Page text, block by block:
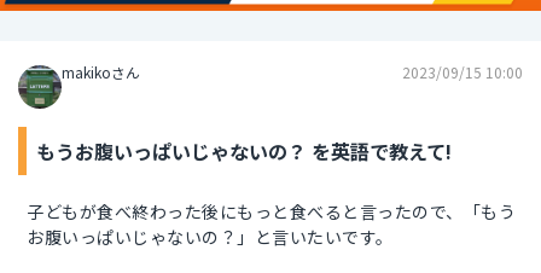
makikoさん 2023/09/15 10:00
もうお腹いっぱいじゃないの？ を英語で教えて!
子どもが食べ終わった後にもっと食べると言ったので、「もう
お腹いっぱいじゃないの？」と言いたいです。